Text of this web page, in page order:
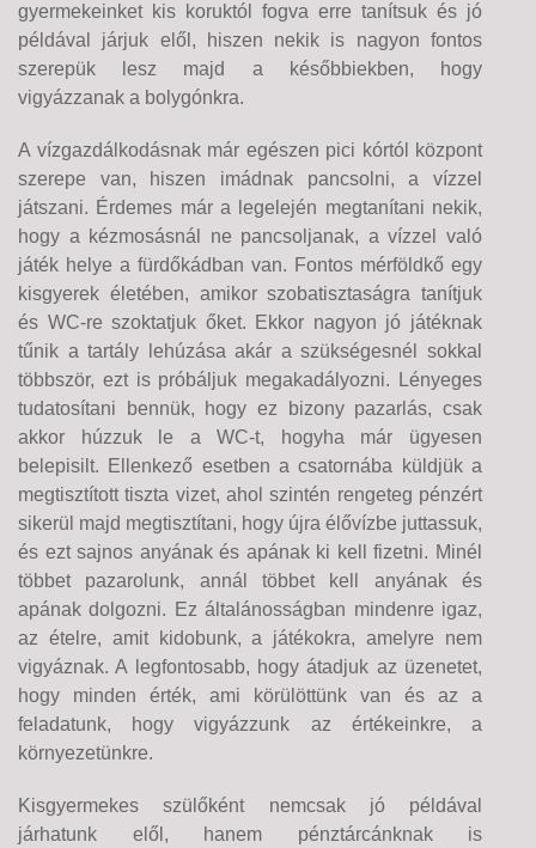
gyermekeinket kis koruktól fogva erre tanítsuk és jó
példával járjuk elől, hiszen nekik is nagyon fontos
szerepük lesz majd a későbbiekben, hogy
vigyázzanak a bolygónkra.
A vízgazdálkodásnak már egészen pici kórtól központ
szerepe van, hiszen imádnak pancsolni, a vízzel
játszani. Érdemes már a legelején megtanítani nekik,
hogy a kézmosásnál ne pancsoljanak, a vízzel való
játék helye a fürdőkádban van. Fontos mérföldkő egy
kisgyerek életében, amikor szobatisztaságra tanítjuk
és WC-re szoktatjuk őket. Ekkor nagyon jó játéknak
tűnik a tartály lehúzása akár a szükségesnél sokkal
többször, ezt is próbáljuk megakadályozni. Lényeges
tudatosítani bennük, hogy ez bizony pazarlás, csak
akkor húzzuk le a WC-t, hogyha már ügyesen
belepisilt. Ellenkező esetben a csatornába küldjük a
megtisztított tiszta vizet, ahol szintén rengeteg pénzért
sikerül majd megtisztítani, hogy újra élővízbe juttassuk,
és ezt sajnos anyának és apának ki kell fizetni. Minél
többet pazarolunk, annál többet kell anyának és
apának dolgozni. Ez általánosságban mindenre igaz,
az ételre, amit kidobunk, a játékokra, amelyre nem
vigyáznak. A legfontosabb, hogy átadjuk az üzenetet,
hogy minden érték, ami körülöttünk van és az a
feladatunk, hogy vigyázzunk az értékeinkre, a
környezetünkre.
Kisgyermekes szülőként nemcsak jó példával
járhatunk elől, hanem pénztárcánknak is